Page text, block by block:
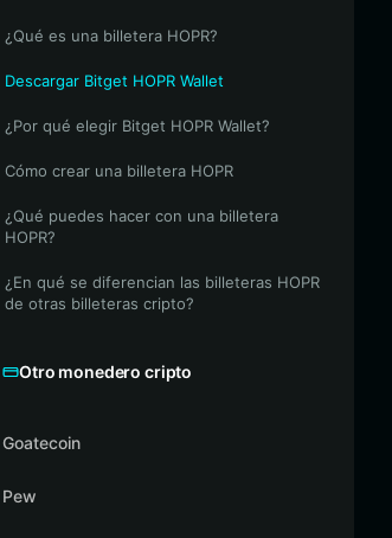
¿Qué es una billetera HOPR?
Descargar Bitget HOPR Wallet
¿Por qué elegir Bitget HOPR Wallet?
Cómo crear una billetera HOPR
¿Qué puedes hacer con una billetera
HOPR?
¿En qué se diferencian las billeteras HOPR
de otras billeteras cripto?
Otro monedero cripto
Goatecoin
Pew